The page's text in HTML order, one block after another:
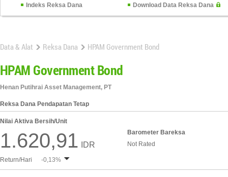
Indeks Reksa Dana
Download Data Reksa Dana
Data & Alat Reksa Dana HPAM Government Bond
HPAM Government Bond
Henan Putihrai Asset Management, PT
Reksa Dana Pendapatan Tetap
Nilai Aktiva Bersih/Unit
1.620,91 IDR
Barometer Bareksa
Not Rated
Return/Hari -0,13%